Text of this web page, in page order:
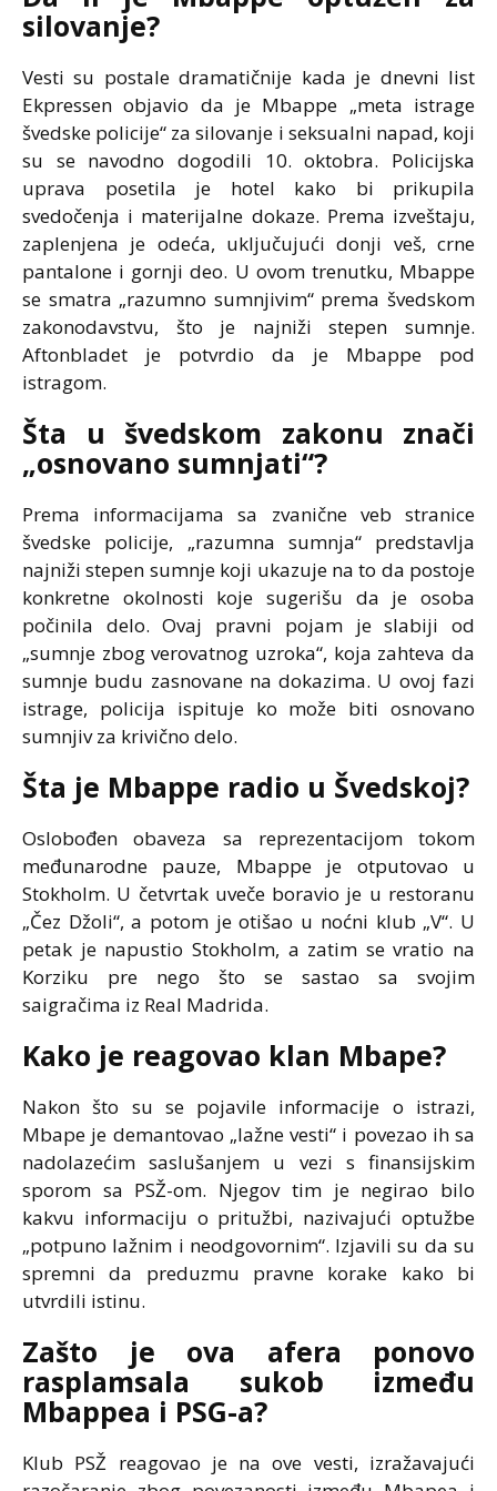
silovanje?
Vesti su postale dramatičnije kada je dnevni list
Ekpressen objavio da je Mbappe „meta istrage
švedske policije“ za silovanje i seksualni napad, koji
su se navodno dogodili 10. oktobra. Policijska
uprava posetila je hotel kako bi prikupila
svedočenja i materijalne dokaze. Prema izveštaju,
zaplenjena je odeća, uključujući donji veš, crne
pantalone i gornji deo. U ovom trenutku, Mbappe
se smatra „razumno sumnjivim“ prema švedskom
zakonodavstvu, što je najniži stepen sumnje.
Aftonbladet je potvrdio da je Mbappe pod
istragom.
Šta u švedskom zakonu znači
„osnovano sumnjati“?
Prema informacijama sa zvanične veb stranice
švedske policije, „razumna sumnja“ predstavlja
najniži stepen sumnje koji ukazuje na to da postoje
konkretne okolnosti koje sugerišu da je osoba
počinila delo. Ovaj pravni pojam je slabiji od
„sumnje zbog verovatnog uzroka“, koja zahteva da
sumnje budu zasnovane na dokazima. U ovoj fazi
istrage, policija ispituje ko može biti osnovano
sumnjiv za krivično delo.
Šta je Mbappe radio u Švedskoj?
Oslobođen obaveza sa reprezentacijom tokom
međunarodne pauze, Mbappe je otputovao u
Stokholm. U četvrtak uveče boravio je u restoranu
„Čez Džoli“, a potom je otišao u noćni klub „V“. U
petak je napustio Stokholm, a zatim se vratio na
Korziku pre nego što se sastao sa svojim
saigračima iz Real Madrida.
Kako je reagovao klan Mbape?
Nakon što su se pojavile informacije o istrazi,
Mbape je demantovao „lažne vesti“ i povezao ih sa
nadolazećim saslušanjem u vezi s finansijskim
sporom sa PSŽ-om. Njegov tim je negirao bilo
kakvu informaciju o pritužbi, nazivajući optužbe
„potpuno lažnim i neodgovornim“. Izjavili su da su
spremni da preduzmu pravne korake kako bi
utvrdili istinu.
Zašto je ova afera ponovo
rasplamsala sukob između
Mbappea i PSG-a?
Klub PSŽ reagovao je na ove vesti, izražavajući